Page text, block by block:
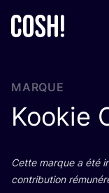
MARQUE
Kookie
Cette marque a été
contri­bu­tion